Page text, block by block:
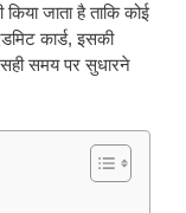
जाता है ताकि कोई
कार्ड, इसकी
समय पर सुधारने